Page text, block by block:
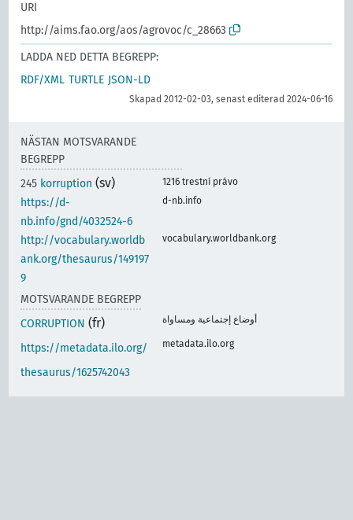
URI
http://aims.fao.org/aos/agrovoc/c_28663
LADDA NED DETTA BEGREPP:
RDF/XML TURTLE JSON-LD
Skapad 2012-02-03, senast editerad 2024-06-16
NÄSTAN MOTSVARANDE
BEGREPP
245 korruption (sv) 1216 trestní právo
https://d-
nb.info/gnd/4032524-6
d-nb.info
http://vocabulary.worldb
ank.org/thesaurus/149197
9
vocabulary.worldbank.org
MOTSVARANDE BEGREPP
CORRUPTION (fr) أوضاع إجتماعية ومساواة
https://metadata.ilo.org/
thesaurus/1625742043
metadata.ilo.org